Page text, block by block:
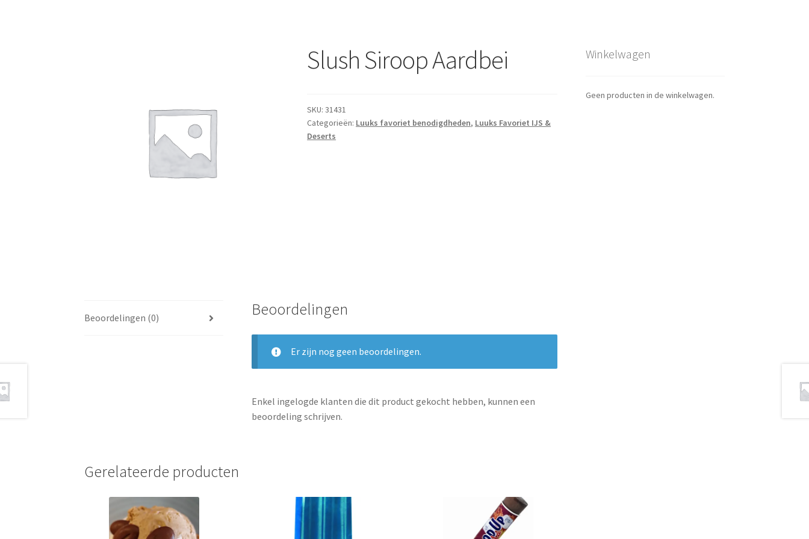
Slush Siroop Aardbei
SKU:31431
Categorieën: Luuks favoriet benodigdheden, Luuks Favoriet IJS &
Deserts
Beoordelingen (0) Beoordelingen
Er zijn nog geen beoordelingen.
Enkel ingelogde klanten die dit product gekocht hebben, kunnen een
beoordeling schrijven.
Gerelateerde producten
Winkelwagen
Geen producten in de winkelwagen.